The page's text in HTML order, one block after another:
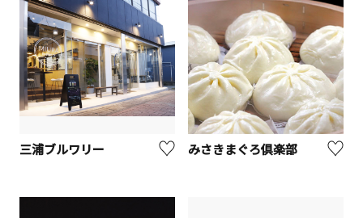
三浦ブルワリー みさきまぐろ倶楽部